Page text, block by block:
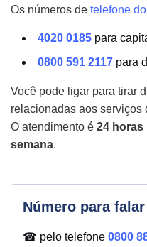
Os números de telefone
4020 0185 para
0800 591 2117 para
Você pode ligar para tirar
relacionadas aos
O atendimento é 24 horas
semana.
Número para
☎ pelo telefone 0800